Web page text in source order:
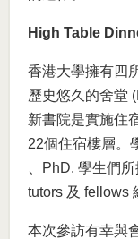
High Table
香港大學擁有四
歷史悠久的舍堂
新書院是實施住
22個住宿樓層。
、PhD. 學生們
tutors 及 fellows
本次參訪有幸與